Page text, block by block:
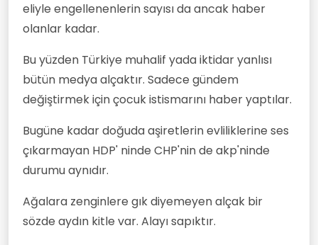
eliyle engellenenlerin sayısı da ancak haber
olanlar kadar.
Bu yüzden Türkiye muhalif yada iktidar yanlısı
bütün medya alçaktır. Sadece gündem
değiştirmek için çocuk istismarını haber yaptılar.
Bugüne kadar doğuda aşiretlerin evliliklerine ses
çıkarmayan HDP' ninde CHP'nin de akp'ninde
durumu aynıdır.
Ağalara zenginlere gık diyemeyen alçak bir
sözde aydın kitle var. Alayı sapıktır.